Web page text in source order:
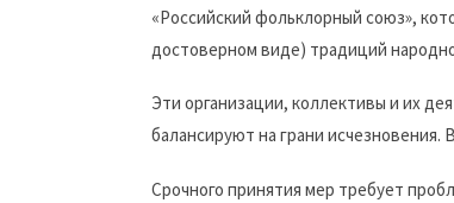
«Российский фольклорный союз»,
достоверном виде) традиций
Эти организации, коллективы и их
балансируют на грани исчезновения.
Срочного принятия мер требует